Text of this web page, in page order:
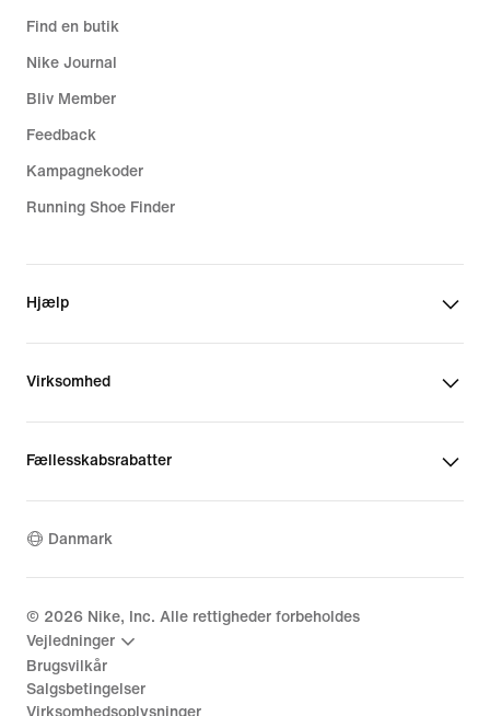
Find en butik
Nike Journal
Bliv Member
Feedback
Kampagnekoder
Running Shoe Finder
Hjælp
Virksomhed
Fællesskabsrabatter
Danmark
© 2026 Nike, Inc. Alle rettigheder forbeholdes
Vejledninger
Brugsvilkår
Salgsbetingelser
Virksomhedsoplysninger